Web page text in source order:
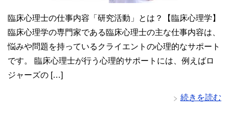
臨床心理士の仕事内容「研究活動」とは？【臨床心理学】
臨床心理学の専門家である臨床心理士の主な仕事内容は、
悩みや問題を持っているクライエントの心理的なサポート
です。 臨床心理士が行う心理的サポートには、例えばロ
ジャーズの […]
続きを読む